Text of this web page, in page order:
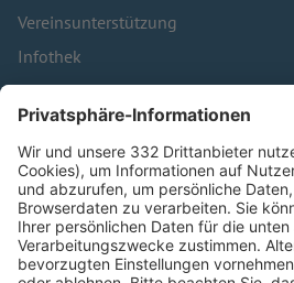
Vereinsunterstützung
Infothek
Kontakt
HÄUFIG BESUCHTE SEITEN
Pässe und Vereinswechsel
Trainerausbildung
Schulungsangebot Vereinsmitarbeiter